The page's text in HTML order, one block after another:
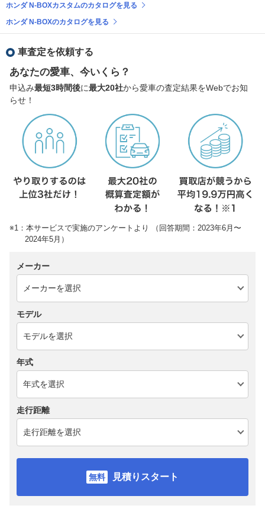
ホンダ N-BOXカスタムのカタログを見る
ホンダ N-BOXのカタログを見る
車査定を依頼する
あなたの愛車、今いくら？
申込み最短3時間後に最大20社から愛車の査定結果をWebでお知
らせ！
※1：本サービスで実施のアンケートより （回答期間：2023年6月〜
2024年5月）
メーカー
モデル
年式
走行距離
見積りスタート